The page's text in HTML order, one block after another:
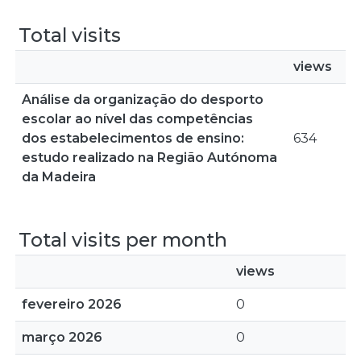
Total visits
views
Análise da organização do desporto
escolar ao nível das competências
dos estabelecimentos de ensino:
estudo realizado na Região Autónoma
da Madeira
634
Total visits per month
views
fevereiro 2026 0
março 2026 0